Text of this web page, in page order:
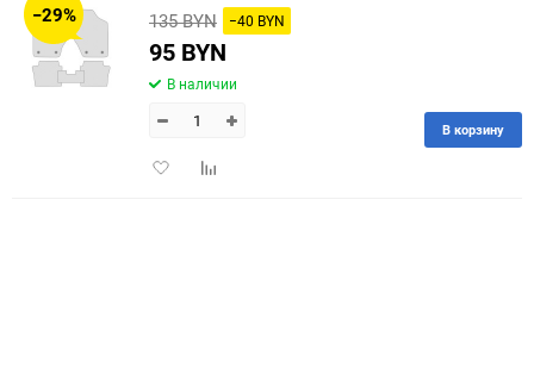
150
−29% 135 BYN −40 BYN
95 BYN
В наличии
ДобавитьДобавить
В корзину